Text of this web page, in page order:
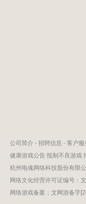
公司简介 - 招聘信息 - 客户服
健康游戏公告 抵制不良游戏
杭州电魂网络科技股份有限
网络文化经营许可证编号：
网络游戏备案：文网游备字